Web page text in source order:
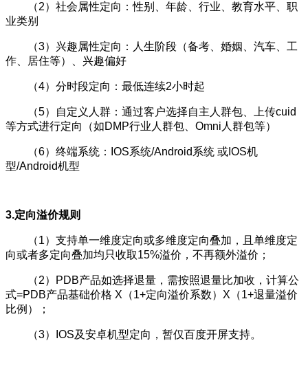
（2）社会属性定向：性别、年龄、行业、教育水平、职
业类别
（3）兴趣属性定向：人生阶段（备考、婚姻、汽车、工
作、居住等）、兴趣偏好
（4）分时段定向：最低连续2小时起
（5）自定义人群：通过客户选择自主人群包、上传cuid
等方式进行定向（如DMP行业人群包、Omni人群包等）
（6）终端系统：IOS系统/Android系统 或IOS机
型/Android机型
3.定向溢价规则
（1）支持单一维度定向或多维度定向叠加，且单维度定
向或者多定向叠加均只收取15%溢价，不再额外溢价；
（2）PDB产品如选择退量，需按照退量比加收，计算公
式=PDB产品基础价格 X（1+定向溢价系数）X（1+退量溢价
比例）；
（3）IOS及安卓机型定向，暂仅百度开屏支持。